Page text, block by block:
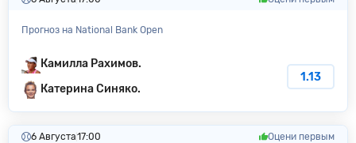
Прогноз на National Bank Open
Камилла Рахимов.
Катерина Синяко.
1.13
6 Августа17:00 Оцени первым